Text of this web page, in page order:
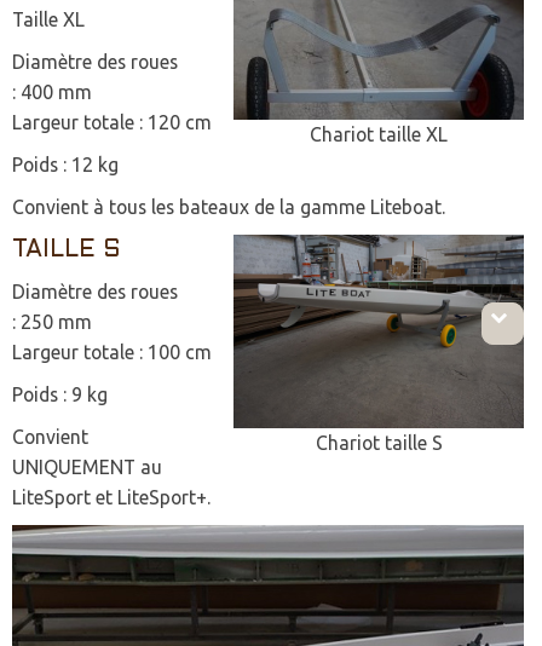
Chariot taille XL
Taille XL
Diamètre des roues
: 400 mm
Largeur totale : 120 cm
Poids : 12 kg
Convient à tous les bateaux de la gamme Liteboat.
Chariot taille S
TAILLE S
Diamètre des roues
: 250 mm
Largeur totale : 100 cm
Poids : 9 kg
Convient
UNIQUEMENT au
LiteSport et LiteSport+.